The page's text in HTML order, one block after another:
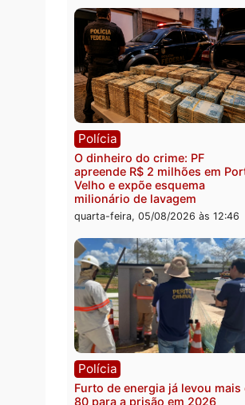
Política
Jônatas França é aprovado
convenção e confirmado
candidato a deputado
pelo Republicanos
quarta-feira, 05/08/2026 às
Polícia